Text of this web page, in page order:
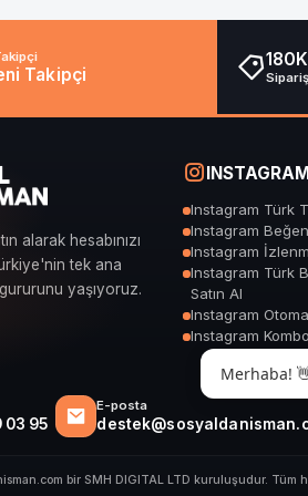
Takipçi
alarak hesabınızı
tek ana
gururunu yaşıyoruz.
Instagram Türk
Instagram
Instagram
Instagram Türk
Satın Al
Instagram
Instagram
03 95
E-posta
bir SMH DIGITAL LTD kuruluşudur. Tüm
Merhaba!